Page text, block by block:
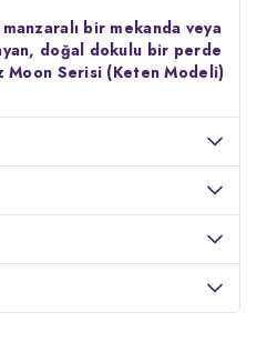
bir mekanda veya
doğal dokulu bir perde
Moon Serisi (Keten Modeli)